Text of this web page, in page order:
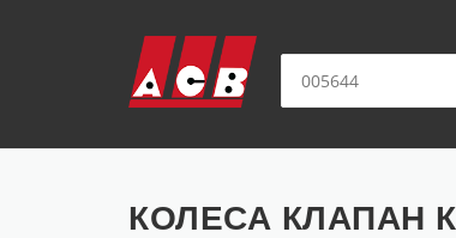
КОЛЕСА КЛАПАН